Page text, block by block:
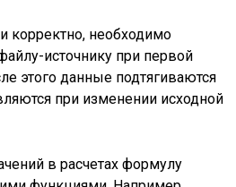
корректно, необходимо
источнику при первой
этого данные подтягиваются
при изменении исходной
в расчетах формулу